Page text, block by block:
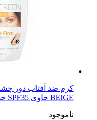
BEIGE حاوی SPF35 حجم 50 میلی لیتر
ناموجود